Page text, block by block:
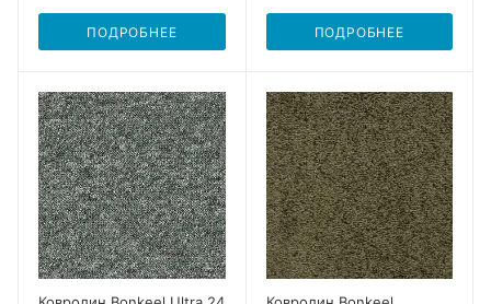
ПОДРОБНЕЕ ПОДРОБНЕЕ